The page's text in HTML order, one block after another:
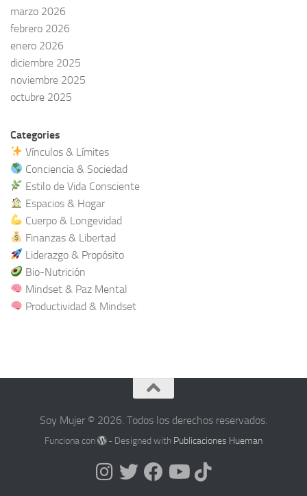
marzo 2026
febrero 2026
enero 2026
diciembre 2025
noviembre 2025
octubre 2025
Categories
Vínculos & Límites
Conciencia & Sociedad
Estilo de Vida Consciente
Espacios & Hogar
Cuerpo & Longevidad
Finanzas & Libertad
Liderazgo & Propósito
Bio-Nutrición
Mindset & Paz Mental
Productividad & Mindset
Soy Mujer © 2026. Todos los derechos reservados.
Funciona con - Designed with Publicaciones Hueman